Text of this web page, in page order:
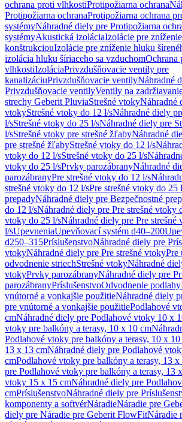
ochrana proti vlhkostiProtipožiarna ochrana
Protipožiarna ochranaProtipožiarna ochrana
systémyNáhradné diely pre Protipožiarna
systémyAkustická izoláciaIzolácie pre
konštrukciouIzolácie pre zníženie hluku
izolácia hluku šíriaceho sa vzduchomOchrana
vlhkostiIzoláciaPrivzdušňovacie ventily pre
kanalizáciuPrivzdušňovacie ventilyNáhradné
Privzdušňovacie ventilyVentily na
strechy Geberit PluviaStrešné vtokyNáhradné
vtokyStrešné vtoky do 12 l/sNáhradné diely
l/sStrešné vtoky do 25 l/sNáhradné diely pre
l/sStrešné vtoky pre strešné žľabyNáhradné
pre strešné žľabyStrešné vtoky do 12 l/s
vtoky do 12 l/sStrešné vtoky do 25 l/s
vtoky do 25 l/sPrvky parozábranyNáhradné
parozábranyPre strešné vtoky do 12 l/s
strešné vtoky do 12 l/sPre strešné vtoky do 25
prepadyNáhradné diely pre Bezpečnostné
do 12 l/sNáhradné diely pre Pre strešné vtoky
vtoky do 25 l/sNáhradné diely pre Pre strešné
l/sUpevneniaUpevňovací systém d40–200
d250–315PríslušenstvoNáhradné diely pre
vtokyNáhradné diely pre Pre strešné vtokyPre
odvodnenie striechStrešné vtokyNáhradné
vtokyPrvky parozábranyNáhradné diely pre
parozábranyPríslušenstvoOdvodnenie podlahy
vnútorné a vonkajšie použitieNáhradné diely
pre vnútorné a vonkajšie použitiePodlahové
cmNáhradné diely pre Podlahové vtoky 10 x
vtoky pre balkóny a terasy, 10 x 10 cm
Podlahové vtoky pre balkóny a terasy, 10 x 10
13 x 13 cmNáhradné diely pre Podlahové
cmPodlahové vtoky pre balkóny a terasy, 13 x
pre Podlahové vtoky pre balkóny a terasy, 13
vtoky 15 x 15 cmNáhradné diely pre
cmPríslušenstvoNáhradné diely pre
komponenty a softvérNáradieNáradie pre
diely pre Náradie pre Geberit FlowFitNáradie